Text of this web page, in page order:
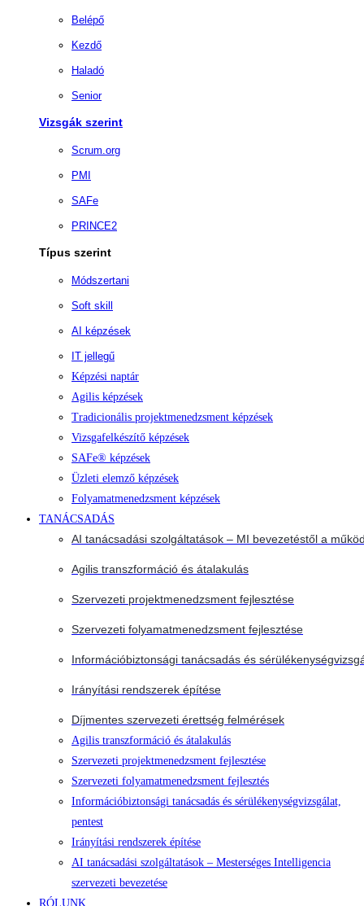
Belépő
Kezdő
Haladó
Senior
Vizsgák szerint
Scrum.org
PMI
SAFe
PRINCE2
Típus szerint
Módszertani
Soft skill
AI képzések
IT jellegű
Képzési naptár
Agilis képzések
Tradicionális projektmenedzsment képzések
Vizsgafelkészítő képzések
SAFe® képzések
Üzleti elemző képzések
Folyamatmenedzsment képzések
TANÁCSADÁS
AI tanácsadási szolgáltatások – MI bevezetéstől a
Agilis transzformáció és átalakulás
Szervezeti projektmenedzsment fejlesztése
Szervezeti folyamatmenedzsment fejlesztése
Információbiztonsági tanácsadás és
Irányítási rendszerek építése
Díjmentes szervezeti érettség felmérések
Agilis transzformáció és átalakulás
Szervezeti projektmenedzsment fejlesztése
Szervezeti folyamatmenedzsment fejlesztés
Információbiztonsági tanácsadás és sérülékenységvizsgálat,
pentest
Irányítási rendszerek építése
AI tanácsadási szolgáltatások – Mesterséges Intelligencia
szervezeti bevezetése
RÓLUNK